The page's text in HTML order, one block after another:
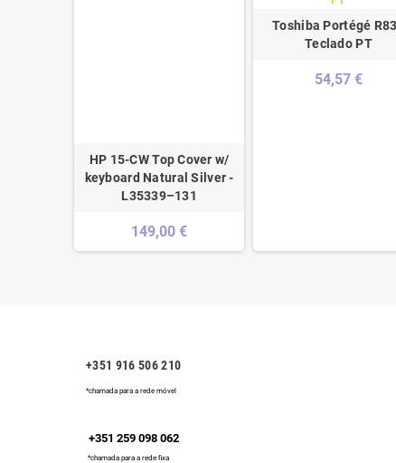
HP 15-CW Top Cover w/
keyboard Natural Silver -
L35339–131
149,00 €
Toshiba Portégé
Teclado PT
54,57 €
+351 916 506 210
*chamada para a rede móvel
+351 259 098 062
*chamada para a rede fixa